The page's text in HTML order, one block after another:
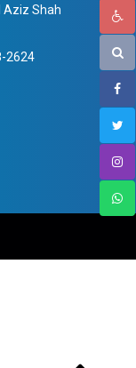
Aziz Shah
2624